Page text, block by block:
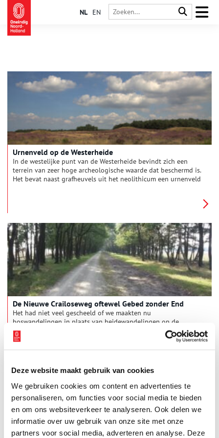
Deze website maakt gebruik van cookies
We gebruiken cookies om content en advertenties te
personaliseren, om functies voor social media te bieden
en om ons websiteverkeer te analyseren. Ook delen we
informatie over uw gebruik van onze site met onze
partners voor social media, adverteren en analyse. Deze
NL EN
Urnenveld op de Westerheide
In de westelijke punt van de Westerheide bevindt zich een
terrein van zeer hoge archeologische waarde dat beschermd is.
Het bevat naast grafheuvels uit het neolithicum een urnenveld
De Nieuwe Crailoseweg oftewel Gebed zonder End
Het had niet veel gescheeld of we maakten nu
boswandelingen in plaats van heidewandelingen op de
Bussummer- en Westerheide. De eerste aanzet tot het
‘verfraaien van het landschap’ waren de bomen die omstreeks
1840 langs de Nieuwe Crailoseweg werden geplant.